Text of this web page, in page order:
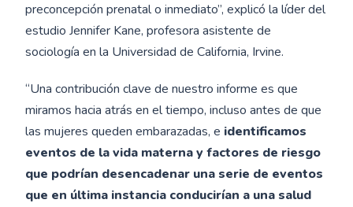
preconcepción prenatal o inmediato”, explicó la líder del
estudio Jennifer Kane, profesora asistente de
sociología en la Universidad de California, Irvine.
“Una contribución clave de nuestro informe es que
miramos hacia atrás en el tiempo, incluso antes de que
las mujeres queden embarazadas, e identificamos
eventos de la vida materna y factores de riesgo
que podrían desencadenar una serie de eventos
que en última instancia conducirían a una salud